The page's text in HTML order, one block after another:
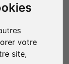
votre
site,